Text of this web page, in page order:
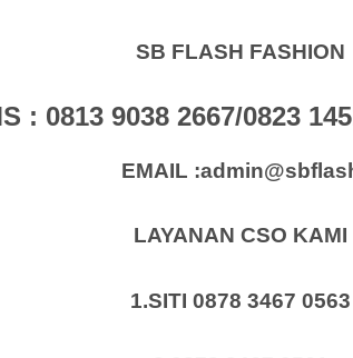
SB FLASH FASHION
: 0813 9038 2667/0823
EMAIL
LAYANAN CSO KAMI
1.SITI 0878 3467 0563